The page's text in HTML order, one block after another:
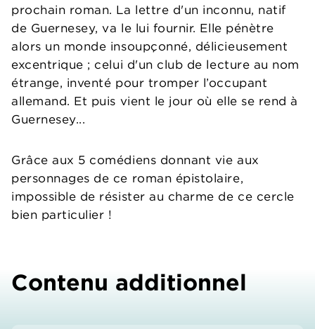
prochain roman. La lettre d'un inconnu, natif
de Guernesey, va le lui fournir. Elle pénètre
alors un monde insoupçonné, délicieusement
excentrique ; celui d'un club de lecture au nom
étrange, inventé pour tromper l’occupant
allemand. Et puis vient le jour où elle se rend à
Guernesey...
Grâce aux 5 comédiens donnant vie aux
personnages de ce roman épistolaire,
impossible de résister au charme de ce cercle
bien particulier !
Contenu additionnel